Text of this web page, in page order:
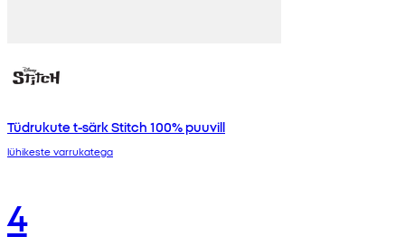
Tüdrukute t-särk Stitch 100% puuvill
lühikeste varrukatega
4